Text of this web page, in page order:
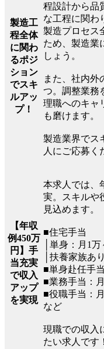
製造工
程全体
に関わ
るポジ
ション
でスキ
ルアッ
プ！
程設計から品
な工程に関わ
製造プロセス
ため、製造業
しょう。
また、社内外
つ。調整業務
理職へのキャ
も磨けます。
製造業界でス
人にご応募く
【年収
例450万
円】手
当充実
で収入
アップ
を実現
本求人では、
実。スキルや
見込めます。
■住宅手当
│単身：月1万
│扶養家族あ
■単身赴任手
■業務手当：
■役職手当：
など
現職での収入
たい求人です！